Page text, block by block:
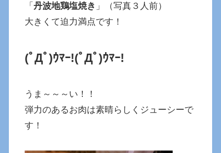
「丹波地鶏塩焼き 」（写真３人前）
大きくて迫力満点です！
(ﾟДﾟ)ｳﾏｰ!(ﾟДﾟ)ｳﾏｰ!
うま～～～い！！
弾力のあるお肉は素晴らしくジューシーで
す！